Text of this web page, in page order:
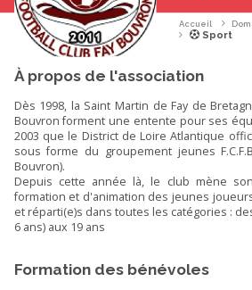
Accueil
Sport
À propos de l'association
Dès 1998, la Saint Martin de Fay de
Bouvron forment une entente pour ses
2003 que le District de Loire Atlantique
sous forme du groupement jeunes
Bouvron).
Depuis cette année là, le club mène
formation et d'animation des jeunes
et réparti(e)s dans toutes les catégories :
6 ans) aux 19 ans
Formation des bénévoles